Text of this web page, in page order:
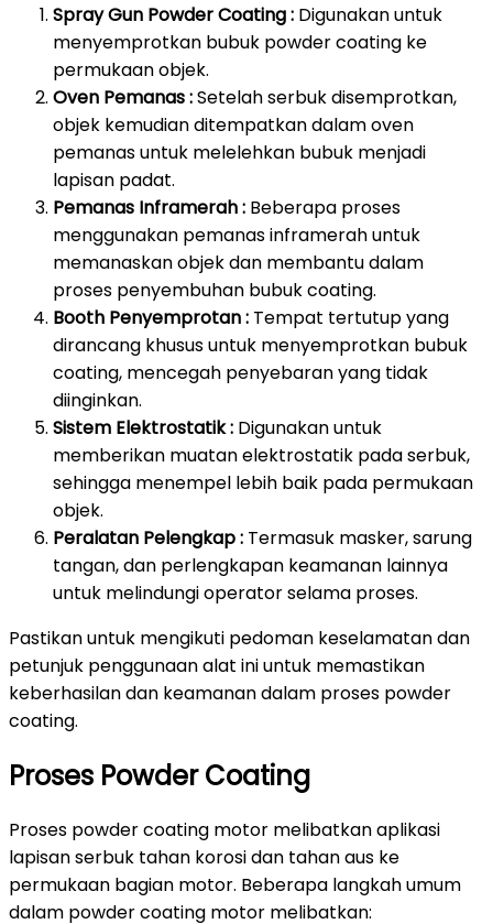
Spray Gun Powder Coating : Digunakan untuk
menyemprotkan bubuk powder coating ke
permukaan objek.
Oven Pemanas :Setelah serbuk disemprotkan,
objek kemudian ditempatkan dalam oven
pemanas untuk melelehkan bubuk menjadi
lapisan padat.
Pemanas Inframerah : Beberapa proses
menggunakan pemanas inframerah untuk
memanaskan objek dan membantu dalam
proses penyembuhan bubuk coating.
Booth Penyemprotan : Tempat tertutup yang
dirancang khusus untuk menyemprotkan bubuk
coating, mencegah penyebaran yang tidak
diinginkan.
Sistem Elektrostatik : Digunakan untuk
memberikan muatan elektrostatik pada serbuk,
sehingga menempel lebih baik pada permukaan
objek.
Peralatan Pelengkap : Termasuk masker, sarung
tangan, dan perlengkapan keamanan lainnya
untuk melindungi operator selama proses.
Pastikan untuk mengikuti pedoman keselamatan dan
petunjuk penggunaan alat ini untuk memastikan
keberhasilan dan keamanan dalam proses powder
coating.
Proses Powder Coating
Proses powder coating motor melibatkan aplikasi
lapisan serbuk tahan korosi dan tahan aus ke
permukaan bagian motor. Beberapa langkah umum
dalam powder coating motor melibatkan: